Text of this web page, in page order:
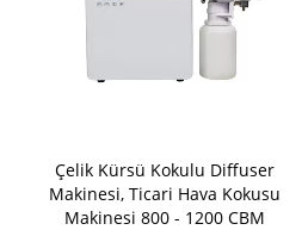
Çelik Kürsü Kokulu Diffuser
Makinesi, Ticari Hava Kokusu
Makinesi 800 - 1200 CBM